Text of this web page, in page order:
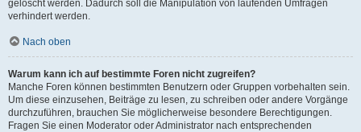
gelöscht werden. Dadurch soll die Manipulation von laufenden Umfragen
verhindert werden.
Nach oben
Warum kann ich auf bestimmte Foren nicht zugreifen?
Manche Foren können bestimmten Benutzern oder Gruppen vorbehalten sein.
Um diese einzusehen, Beiträge zu lesen, zu schreiben oder andere Vorgänge
durchzuführen, brauchen Sie möglicherweise besondere Berechtigungen.
Fragen Sie einen Moderator oder Administrator nach entsprechenden